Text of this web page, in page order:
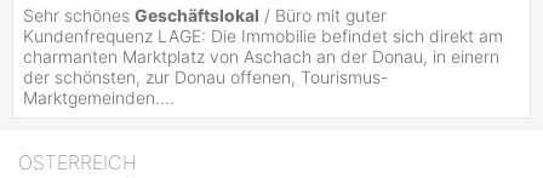
Sehr schönes Geschäftslokal / Büro mit guter
Kundenfrequenz LAGE: Die Immobilie befindet sich direkt am
charmanten Marktplatz von Aschach an der Donau, in einern
der schönsten, zur Donau offenen, Tourismus-
Marktgemeinden....
ÖSTERREICH